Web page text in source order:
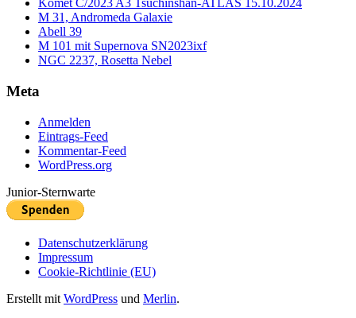
Komet C/2023 A3 Tsuchinshan-ATLAS 15.10.2024
M 31, Andromeda Galaxie
Abell 39
M 101 mit Supernova SN2023ixf
NGC 2237, Rosetta Nebel
Meta
Anmelden
Eintrags-Feed
Kommentar-Feed
WordPress.org
Junior-Sternwarte
Datenschutzerklärung
Impressum
Cookie-Richtlinie (EU)
Erstellt mit WordPress und Merlin.